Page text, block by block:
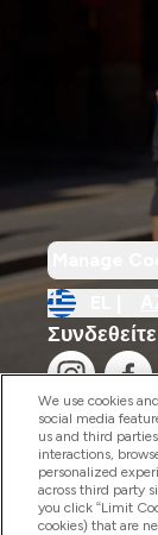
2026
We use cookies
social media
us and third
interactions,
personalized
across third party
you click “Limit
cookies) that are